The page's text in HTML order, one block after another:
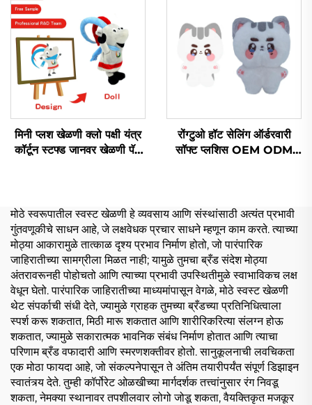
मिनी प्लश खेळणी क्लो पक्षी यंत्र
कॉर्टून स्टफ्ड जानवर खेळणी पॅज
रोंग्टुओ हॉट सेलिंग ऑर्डरवारी
सॉफ्ट प्लशिस OEM ODM
मोठे स्वरूपातील स्वस्ट खेळणी हे व्यवसाय आणि संस्थांसाठी अत्यंत प्रभावी
गुंतवणूकीचे साधन आहे, जे लक्षवेधक प्रचार साधने म्हणून काम करते. त्याच्या
मोठ्या आकारामुळे तात्काळ दृश्य प्रभाव निर्माण होतो, जो पारंपारिक
जाहिरातीच्या सामग्रीला मिळत नाही; यामुळे तुमचा ब्रँड संदेश मोठ्या
अंतरावरूनही पोहोचतो आणि त्याच्या प्रभावी उपस्थितीमुळे स्वाभाविकच लक्ष
वेधून घेतो. पारंपारिक जाहिरातीच्या माध्यमांपासून वेगळे, मोठे स्वस्ट खेळणी
थेट संपर्काची संधी देते, ज्यामुळे ग्राहक तुमच्या ब्रँडच्या प्रतिनिधित्वाला
स्पर्श करू शकतात, मिठी मारू शकतात आणि शारीरिकरित्या संलग्न होऊ
शकतात, ज्यामुळे सकारात्मक भावनिक संबंध निर्माण होतात आणि त्याचा
परिणाम ब्रँड वफादारी आणि स्मरणशक्तीवर होतो. सानुकूलनाची लवचिकता
एक मोठा फायदा आहे, जो संकल्पनेपासून ते अंतिम तयारीपर्यंत संपूर्ण डिझाइन
स्वातंत्र्य देते. तुम्ही कॉर्पोरेट ओळखीच्या मार्गदर्शक तत्त्वांनुसार रंग निवडू
शकता, नेमक्या स्थानावर तपशीलवार लोगो जोडू शकता, वैयक्तिकृत मजकूर